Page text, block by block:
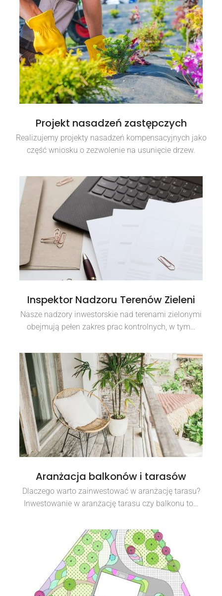
Projekt nasadzeń zastępczych
Realizujemy projekty nasadzeń kompensacyjnych jako
część wniosku o zezwolenie na usunięcie drzew.
Inspektor Nadzoru Terenów Zieleni
Nasze nadzory inwestorskie nad terenami zielonymi
obejmują pełen zakres prac kontrolnych, w tym…
Aranżacja balkonów i tarasów
Dlaczego warto zainwestować w aranżację tarasu?
Inwestowanie w aranżację tarasu czy balkonu to…